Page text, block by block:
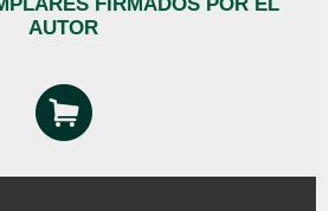
FIRMADOS POR EL
AUTOR